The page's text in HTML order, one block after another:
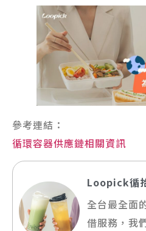
參考連結：
循環容器供應鏈相關資訊
Loopick循
全台最全面
借服務，我